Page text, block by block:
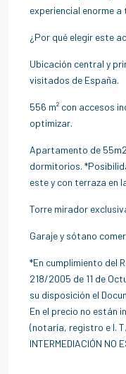
experiencial enorme a
¿Por qué elegir este
Ubicación central y
visitados de España.
556 m² con accesos
optimizar.
Apartamento de
dormitorios.
este y con terraza en
Torre mirador
Garaje y sótano
*En cumplimiento del
218/2005 de 11 de
su disposición el
En el precio no están
(notaría, registro e I. T.
INTERMEDIACIÓN NO